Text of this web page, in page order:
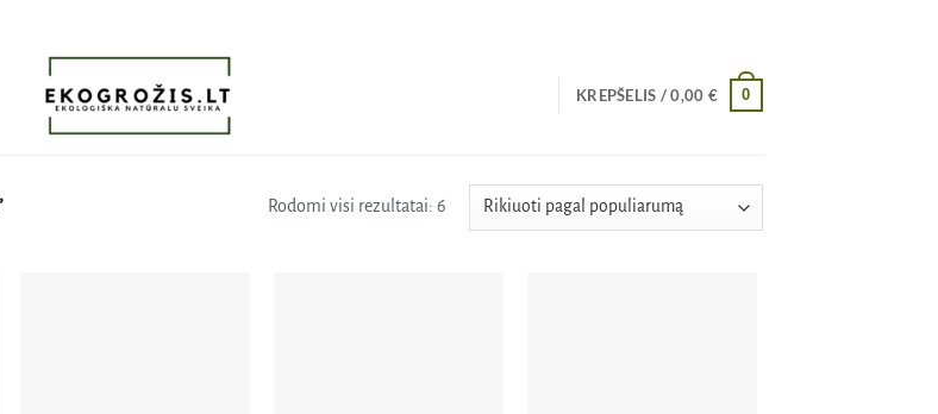
KREPŠELIS /0,00 € 0
Rodomi visi rezultatai: 6Rūšiuojama
pagal